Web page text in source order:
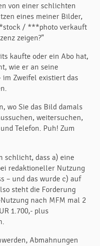
von einer schlichten
eines meiner Bilder,
/ ***photo verkauft
zeigen?"
kaufte oder ein Abo hat,
wie er an seine
Zweifel existiert das
wo Sie das Bild damals
weitersuchen,
Telefon. Puh! Zum
schlicht, dass a) eine
redaktioneller Nutzung
– und das wurde c) auf
steht die Forderung
nach MFM mal 2
1.700,- plus
Abmahnungen